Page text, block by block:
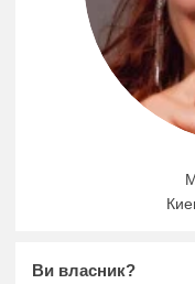
Ви власник?